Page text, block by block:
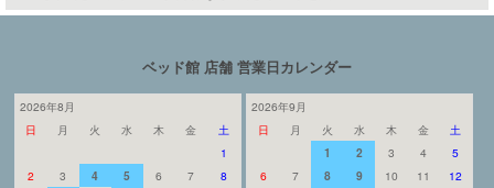
ベッド館 店舗 営業日カレンダー
2026年8月
日
月 火 水 木 金
土
1
2
3 4 5 6 7
8
2026年9月
日
月 火 水 木 金
土
1
2 3 4
5
6
7 8 9 10 11
12